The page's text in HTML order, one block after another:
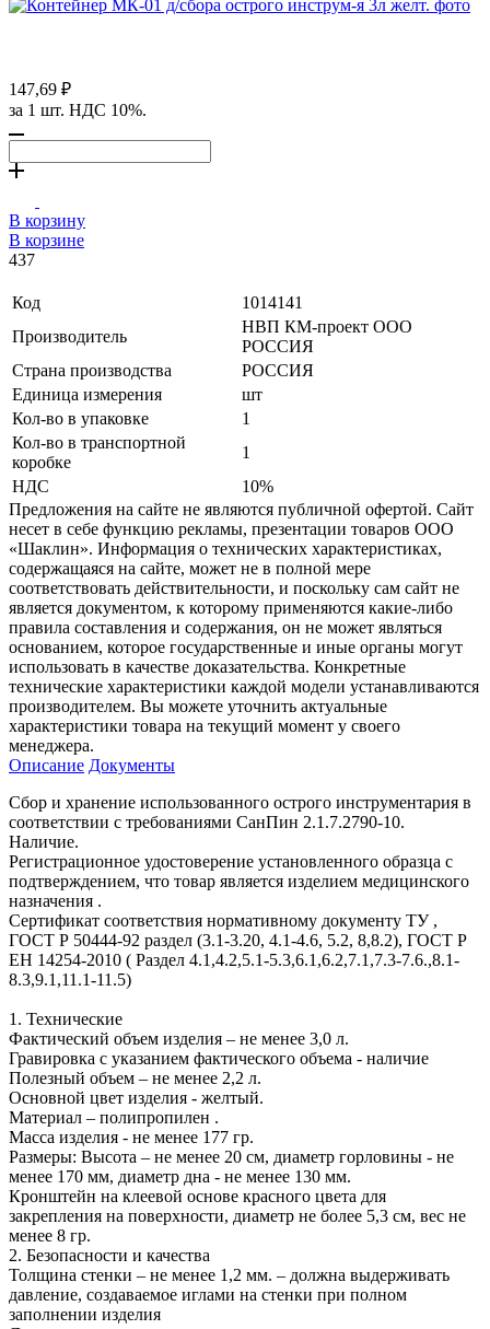
147,69 ₽
за 1 шт. НДС 10%.
В корзину
В корзине
437
Код
1014141
Производитель
НВП КМ-проект ООО
РОССИЯ
Страна производства
РОССИЯ
Единица измерения
шт
Кол-во в упаковке
1
Кол-во в транспортной
коробке
1
НДС
10%
Предложения на сайте не являются публичной офертой. Сайт
несет в себе функцию рекламы, презентации товаров ООО
«Шаклин». Информация о технических характеристиках,
содержащаяся на сайте, может не в полной мере
соответствовать действительности, и поскольку сам сайт не
является документом, к которому применяются какие-либо
правила составления и содержания, он не может являться
основанием, которое государственные и иные органы могут
использовать в качестве доказательства. Конкретные
технические характеристики каждой модели устанавливаются
производителем. Вы можете уточнить актуальные
характеристики товара на текущий момент у своего
менеджера.
Описание Документы
Сбор и хранение использованного острого инструментария в
соответствии с требованиями СанПин 2.1.7.2790-10.
Наличие.
Регистрационное удостоверение установленного образца с
подтверждением, что товар является изделием медицинского
назначения .
Сертификат соответствия нормативному документу ТУ ,
ГОСТ Р 50444-92 раздел (3.1-3.20, 4.1-4.6, 5.2, 8,8.2), ГОСТ Р
ЕН 14254-2010 ( Раздел 4.1,4.2,5.1-5.3,6.1,6.2,7.1,7.3-7.6.,8.1-
8.3,9.1,11.1-11.5)
1. Технические
Фактический объем изделия – не менее 3,0 л.
Гравировка с указанием фактического объема - наличие
Полезный объем – не менее 2,2 л.
Основной цвет изделия - желтый.
Материал – полипропилен .
Масса изделия - не менее 177 гр.
Размеры: Высота – не менее 20 см, диаметр горловины - не
менее 170 мм, диаметр дна - не менее 130 мм.
Кронштейн на клеевой основе красного цвета для
закрепления на поверхности, диаметр не более 5,3 см, вес не
менее 8 гр.
2. Безопасности и качества
Толщина стенки – не менее 1,2 мм. – должна выдерживать
давление, создаваемое иглами на стенки при полном
заполнении изделия